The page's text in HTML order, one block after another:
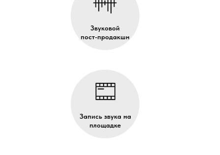
Звуковой
пост-продакшн
Запись звука на
площадке